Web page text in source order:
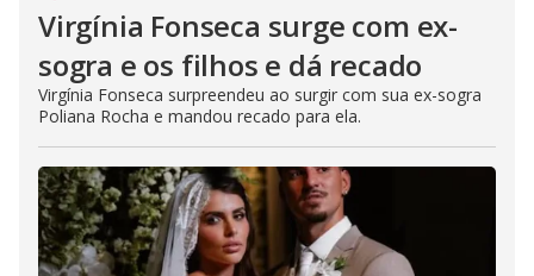
Virgínia Fonseca surge com ex-
sogra e os filhos e dá recado
Virgínia Fonseca surpreendeu ao surgir com sua ex-sogra
Poliana Rocha e mandou recado para ela.